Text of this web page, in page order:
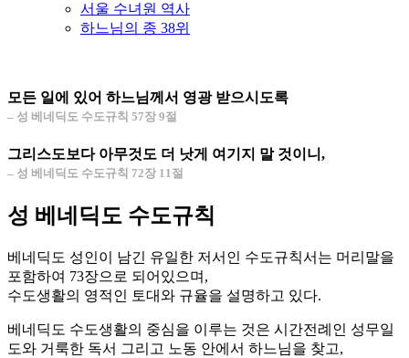
서울 수녀원 역사
하느님의 종 38위
모든 일에 있어 하느님께서 영광 받으시도록
– 성 베네딕도 수도규칙 57장 9절
그리스도보다 아무것도 더 낫게 여기지 말 것이니,
– 성 베네딕도 수도규칙 72장 11절
성 베네딕도 수도규칙
베네딕도 성인이 남긴 유일한 저서인 수도규칙서는 머리말을
포함하여 73장으로 되어있으며,
수도생활의 영적인 토대와 규율을 설명하고 있다.
베네딕도 수도생활의 중심을 이루는 것은 시간전례인 성무일
도와 거룩한 독서 그리고 노동 안에서 하느님을 찾고,